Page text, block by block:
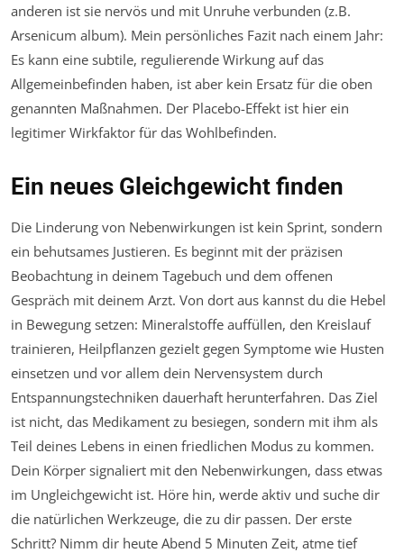
anderen ist sie nervös und mit Unruhe verbunden (z.B.
Arsenicum album). Mein persönliches Fazit nach einem Jahr:
Es kann eine subtile, regulierende Wirkung auf das
Allgemeinbefinden haben, ist aber kein Ersatz für die oben
genannten Maßnahmen. Der Placebo-Effekt ist hier ein
legitimer Wirkfaktor für das Wohlbefinden.
Ein neues Gleichgewicht finden
Die Linderung von Nebenwirkungen ist kein Sprint, sondern
ein behutsames Justieren. Es beginnt mit der präzisen
Beobachtung in deinem Tagebuch und dem offenen
Gespräch mit deinem Arzt. Von dort aus kannst du die Hebel
in Bewegung setzen: Mineralstoffe auffüllen, den Kreislauf
trainieren, Heilpflanzen gezielt gegen Symptome wie Husten
einsetzen und vor allem dein Nervensystem durch
Entspannungstechniken dauerhaft herunterfahren. Das Ziel
ist nicht, das Medikament zu besiegen, sondern mit ihm als
Teil deines Lebens in einen friedlichen Modus zu kommen.
Dein Körper signaliert mit den Nebenwirkungen, dass etwas
im Ungleichgewicht ist. Höre hin, werde aktiv und suche dir
die natürlichen Werkzeuge, die zu dir passen. Der erste
Schritt? Nimm dir heute Abend 5 Minuten Zeit, atme tief